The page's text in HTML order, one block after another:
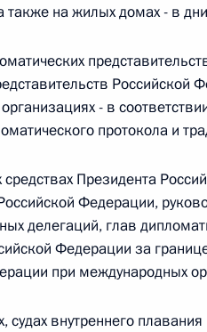
закон от 26.07.2026 г. №
в Кодекс Российской
закон от 26.07.2026 г. №
в статью 6 Закона
от 26.07.2026 г. №
также на жилых домах - в
Российской
- в
протокола и
средствах Президента
Федерации,
делегаций, глав
Федерации за
при международных
судах внутреннего